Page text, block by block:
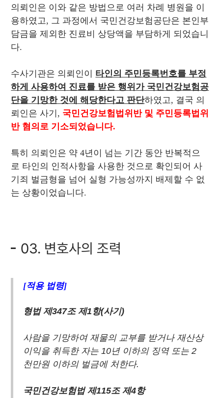
의뢰인은 이와 같은 방법으로 여러 차례 병원을 이
용하였고, 그 과정에서 국민건강보험공단은 본인부
담금을 제외한 진료비 상당액을 부담하게 되었습니
다.
수사기관은 의뢰인이 타인의 주민등록번호를 부정
하게 사용하여 진료를 받은 행위가 국민건강보험공
단을 기망한 것에 해당한다고 판단하였고, 결국 의
뢰인은 사기, 국민건강보험법위반 및 주민등록법위
반 혐의로 기소되었습니다.
특히 의뢰인은 약 4년이 넘는 기간 동안 반복적으
로 타인의 인적사항을 사용한 것으로 확인되어 사
기죄 벌금형을 넘어 실형 가능성까지 배제할 수 없
는 상황이었습니다.
03. 변호사의 조력
[적용 법령]
형법 제347조 제1항(사기)
사람을 기망하여 재물의 교부를 받거나 재산상
이익을 취득한 자는 10년 이하의 징역 또는 2
천만원 이하의 벌금에 처한다.
국민건강보험법 제115조 제4항